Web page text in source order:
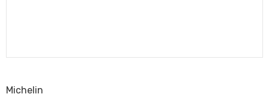
Michelin